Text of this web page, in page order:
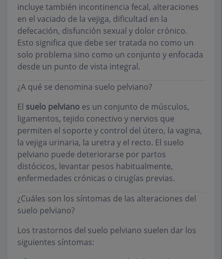
incluye también incontinencia fecal, alteraciones
en el vaciado de la vejiga, dificultad en la
defecación, disfunción sexual y dolor crónico.
Esto significa que debe ser tratada no como un
solo problema sino como un conjunto y enfocada
desde un punto de vista integral.
¿A qué se denomina suelo pelviano?
El suelo pelviano es un conjunto de músculos,
ligamentos, tejido conectivo y nervios que
permiten el soporte y control del útero, la vagina,
la vejiga urinaria, la uretra y el recto. El suelo
pelviano puede deteriorarse por partos
distócicos, levantar pesos habitualmente,
enfermedades crónicas o cirugías previas.
¿Cuáles son los síntomas de las alteraciones del
suelo pelviano?
Los trastornos del suelo pelviano suelen dar los
siguientes síntomas: